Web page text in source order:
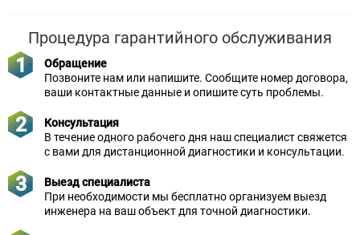
Процедура гарантийного обслуживания
Обращение
Позвоните нам или напишите. Сообщите номер договора,
ваши контактные данные и опишите суть проблемы.
Консультация
В течение одного рабочего дня наш специалист свяжется
с вами для дистанционной диагностики и консультации.
Выезд специалиста
При необходимости мы бесплатно организуем выезд
инженера на ваш объект для точной диагностики.